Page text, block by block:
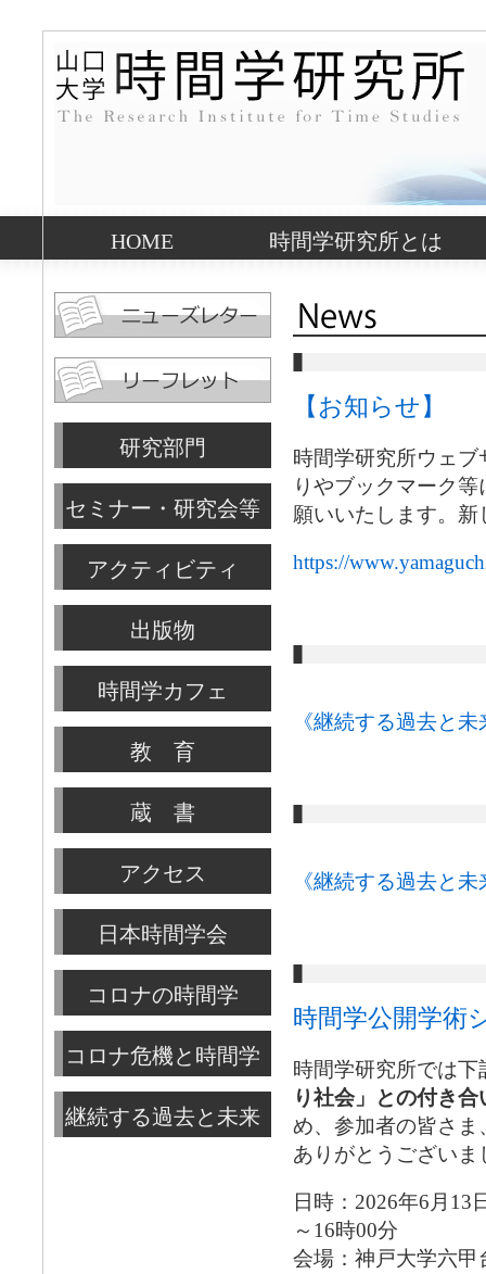
HOME 時間学研究所とは
研究部門
セミナー・研究会等
アクティビティ
出版物
時間学カフェ
教 育
蔵 書
アクセス
日本時間学会
コロナの時間学
コロナ危機と時間学
継続する過去と未来
【お知らせ】
時間学研究所ウェ
りやブックマーク
願いいたします。
https://
《継続する過去と未
《継続する過去と未
時間学公開学術
時間学研究所では下
り社会」との付き合
め、参加者の皆さ
ありがとうございま
日時：2026年6月13
～16時00分
会場：神戸大学六甲